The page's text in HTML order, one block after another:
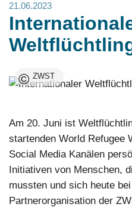
21.06.2023
© ZWST
Am 20. Juni ist
startenden World Refugee
Social Media Kanälen
Initiativen von Menschen,
mussten und sich heute
Partnerorganisation der